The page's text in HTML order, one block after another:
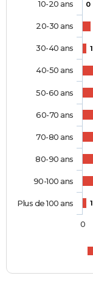
0
1
1
10-20 ans
20-30 ans
30-40 ans
40-50 ans
50-60 ans
60-70 ans
70-80 ans
80-90 ans
90-100 ans
Plus de 100 ans
0